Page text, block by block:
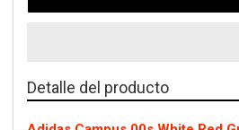
Detalle del producto